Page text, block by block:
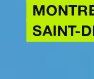
SAINT-